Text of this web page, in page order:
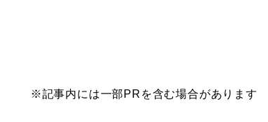
※記事内には一部PRを含む場合があります